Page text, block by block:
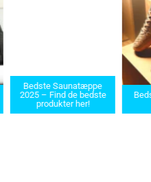
Bedste Saunatæppe
2025 – Find de bedste
produkter her!